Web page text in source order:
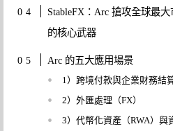
StableFX：Arc 搶攻全球最大
的核心武器
Arc 的五大應用場景
1）跨境付款與企業財務結
2）外匯處理（FX）
3）代幣化資產（RWA）與